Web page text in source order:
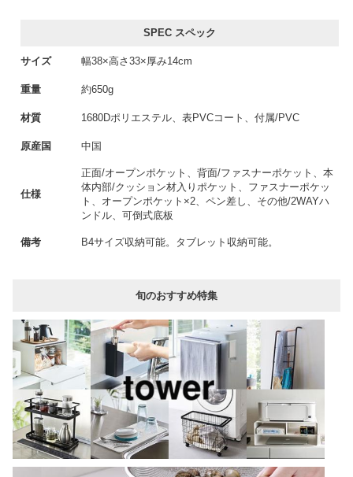
SPEC スペック
サイズ 幅38×高さ33×厚み14cm
重量 約650g
材質 1680Dポリエステル、表PVCコート、付属/PVC
原産国 中国
仕様
正面/オープンポケット、背面/ファスナーポケット、本
体内部/クッション材入りポケット、ファスナーポケッ
ト、オープンポケット×2、ペン差し、その他/2WAYハ
ンドル、可倒式底板
備考 B4サイズ収納可能。タブレット収納可能。
旬のおすすめ特集